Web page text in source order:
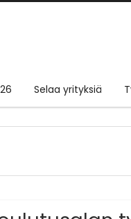
Selaa yrityksiä